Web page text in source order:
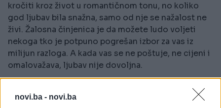
novi.ba - novi.ba
kročiti kroz život u romantičnom tonu, no koliko
god ljubav bila snažna, samo od nje se nažalost ne
živi. Žalosna činjenica je da možete ludo voljeti
nekoga tko je potpuno pogrešan izbor za vas iz
milijun razloga. A kada vas se ne poštuje, ne cijeni i
omalovažava, ljubav nije dovoljna.
Još
je davnih dana Marilyn Monroe izjavila jednu jako